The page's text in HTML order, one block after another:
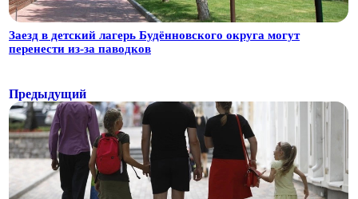
Заезд в детский лагерь Будённовского округа могут
перенести из-за паводков
Предыдущий